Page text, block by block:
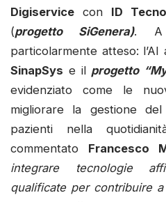
Digiservice con ID
(progetto SiGenera). A
particolarmente atteso:
SinapSys e il progetto
evidenziato come le
migliorare la gestione
pazienti nella
commentato Francesco
integrare tecnologie
qualificate per contribuire